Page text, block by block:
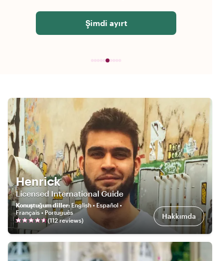
Şimdi ayırt
Henrick
Licensed International Guide
Konuştuğum diller: English • Español •
Français • Português
(112reviews) Hakkımda